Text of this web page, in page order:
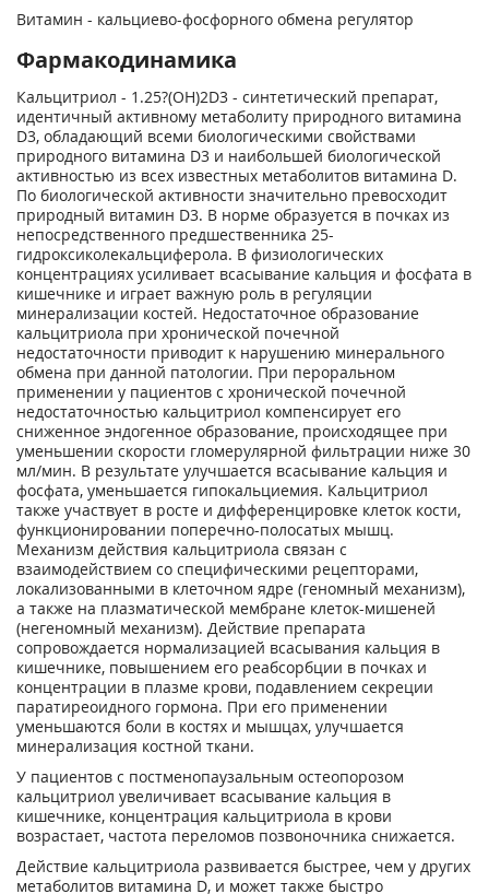
Витамин - кальциево-фосфорного обмена регулятор
Фармакодинамика
Кальцитриол - 1.25?(OH)2D3 - синтетический препарат,
идентичный активному метаболиту природного витамина
D3, обладающий всеми биологическими свойствами
природного витамина D3 и наибольшей биологической
активностью из всех известных метаболитов витамина D.
По биологической активности значительно превосходит
природный витамин D3. В норме образуется в почках из
непосредственного предшественника 25-
гидроксиколекальциферола. В физиологических
концентрациях усиливает всасывание кальция и фосфата в
кишечнике и играет важную роль в регуляции
минерализации костей. Недостаточное образование
кальцитриола при хронической почечной
недостаточности приводит к нарушению минерального
обмена при данной патологии. При пероральном
применении у пациентов с хронической почечной
недостаточностью кальцитриол компенсирует его
сниженное эндогенное образование, происходящее при
уменьшении скорости гломерулярной фильтрации ниже 30
мл/мин. В результате улучшается всасывание кальция и
фосфата, уменьшается гипокальциемия. Кальцитриол
также участвует в росте и дифференцировке клеток кости,
функционировании поперечно-полосатых мышц.
Механизм действия кальцитриола связан с
взаимодействием со специфическими рецепторами,
локализованными в клеточном ядре (геномный механизм),
а также на плазматической мембране клеток-мишеней
(негеномный механизм). Действие препарата
сопровождается нормализацией всасывания кальция в
кишечнике, повышением его реабсорбции в почках и
концентрации в плазме крови, подавлением секреции
паратиреоидного гормона. При его применении
уменьшаются боли в костях и мышцах, улучшается
минерализация костной ткани.
У пациентов с постменопаузальным остеопорозом
кальцитриол увеличивает всасывание кальция в
кишечнике, концентрация кальцитриола в крови
возрастает, частота переломов позвоночника снижается.
Действие кальцитриола развивается быстрее, чем у других
метаболитов витамина D, и может также быстро